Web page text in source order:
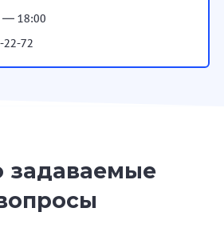
— 18:00
22-72
задаваемые